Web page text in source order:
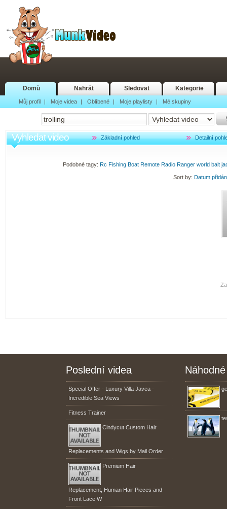
Domů Nahrát Sledovat Kategorie
Můj profil | Moje videa | Oblíbené | Moje playlisty | Mé skupiny
Vyhledat video Základní pohled Detailní
Podobné tagy: Rc Fishing Boat Remote Radio Ranger world bait
Sort by: Datum
Poslední videa
Special Offer - Luxury Villa Javea -
Incredible Sea Views
Fitness Trainer
Cindycut Custom Hair
Replacements and Wigs by Mail Order
Premium Hair
Replacement, Human Hair Pieces and
Front Lace W